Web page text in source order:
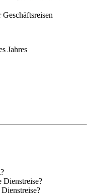
Jahres
Dienstreise?